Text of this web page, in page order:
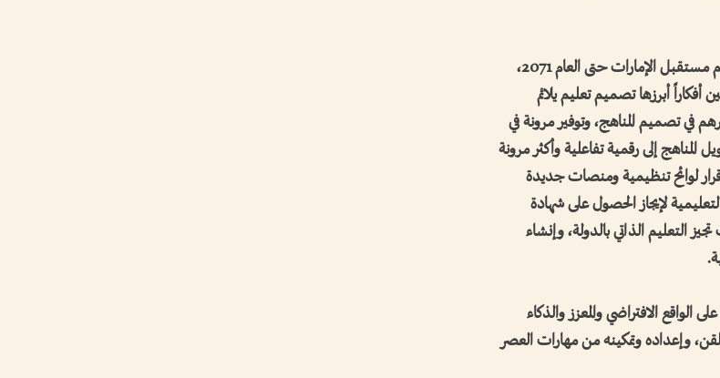
وقدموا عبر «البيان» طرحاً رؤيوياً مستقبلياً يواكب جهود تصميم مستقبل الإمارات حتى العام 2071،
أفكاراً أبرزها تصميم تعليم يلائم
تصميم المناهج، وتوفير مرونة في
إلى رقمية تفاعلية وأكثر مرونة
لوائح تنظيمية ومنصات جديدة
لإيجاز الحصول على شهادة
التعليم الذاتي بالدولة، وإنشاء
الواقع الافتراضي والمعزز والذكاء
وإعداده وتمكينه من مهارات العصر